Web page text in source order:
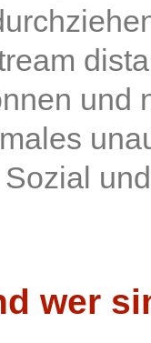
und
wer